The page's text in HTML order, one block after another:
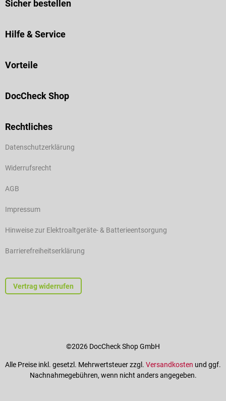
Sicher bestellen
Hilfe & Service
Vorteile
DocCheck Shop
Rechtliches
Datenschutzerklärung
Widerrufsrecht
AGB
Impressum
Hinweise zur Elektroaltgeräte- & Batterieentsorgung
Barrierefreiheitserklärung
Vertrag widerrufen
©2026 DocCheck Shop GmbH
Alle Preise inkl. gesetzl. Mehrwertsteuer zzgl. Versandkosten und ggf.
Nachnahmegebühren, wenn nicht anders angegeben.